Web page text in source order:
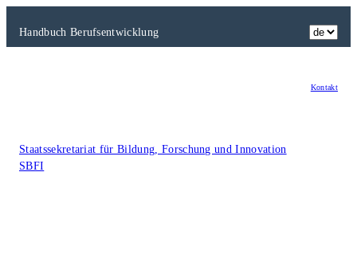
Inhalt
springen
Handbuch Berufsentwicklung
Staatssekretariat für Bildung, Forschung und Innovation
SBFI
Kontakt